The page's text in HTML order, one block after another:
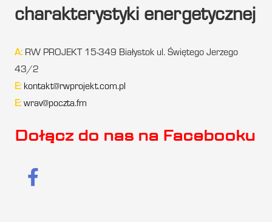
charakterystyki energetycznej
A: RW PROJEKT 15-349 Białystok ul. Świętego Jerzego
43/2
E: kontakt@rwprojekt.com.pl
E: wrav@poczta.fm
Dołącz do nas na Facebooku